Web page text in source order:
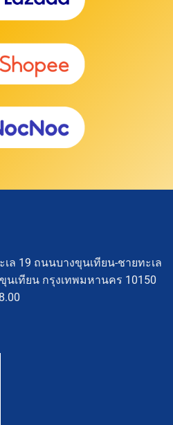
เล 19 ถนนบางขุนเทียน-ชายทะเล
นเทียน กรุงเทพมหานคร 10150